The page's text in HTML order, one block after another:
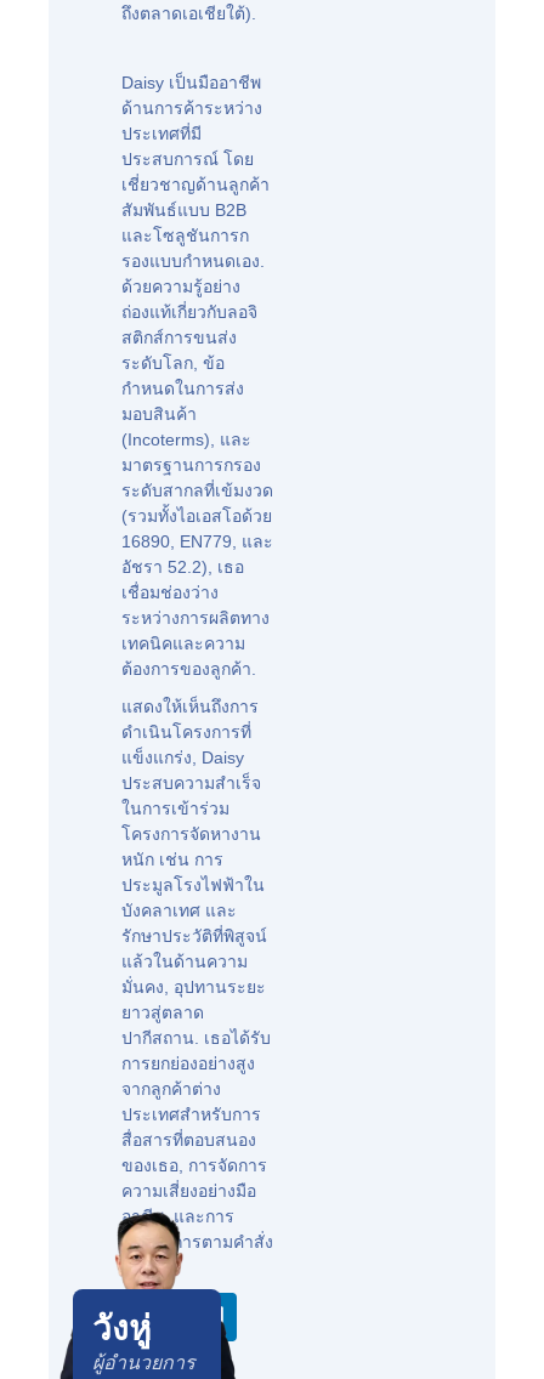
ถึงตลาดเอเชียใต้).
Daisy เป็นมืออาชีพ
ด้านการค้าระหว่าง
ประเทศที่มี
ประสบการณ์ โดย
เชี่ยวชาญด้านลูกค้า
สัมพันธ์แบบ B2B
และโซลูชันการก
รองแบบกำหนดเอง.
ด้วยความรู้อย่าง
ถ่องแท้เกี่ยวกับลอจิ
สติกส์การขนส่ง
ระดับโลก, ข้อ
กำหนดในการส่ง
มอบสินค้า
(Incoterms), และ
มาตรฐานการกรอง
ระดับสากลที่เข้มงวด
(รวมทั้งไอเอสโอด้วย
16890, EN779, และ
อัชรา 52.2), เธอ
เชื่อมช่องว่าง
ระหว่างการผลิตทาง
เทคนิคและความ
ต้องการของลูกค้า.
แสดงให้เห็นถึงการ
ดำเนินโครงการที่
แข็งแกร่ง, Daisy
ประสบความสำเร็จ
ในการเข้าร่วม
โครงการจัดหางาน
หนัก เช่น การ
ประมูลโรงไฟฟ้าใน
บังคลาเทศ และ
รักษาประวัติที่พิสูจน์
แล้วในด้านความ
มั่นคง, อุปทานระยะ
ยาวสู่ตลาด
ปากีสถาน. เธอได้รับ
การยกย่องอย่างสูง
จากลูกค้าต่าง
ประเทศสำหรับการ
สื่อสารที่ตอบสนอง
ของเธอ, การจัดการ
ความเสี่ยงอย่างมือ
อาชีพ, และการ
ดำเนินการตามคำสั่ง
ที่ไร้ที่ติ.
วังหู่
ผู้อำนวยการ